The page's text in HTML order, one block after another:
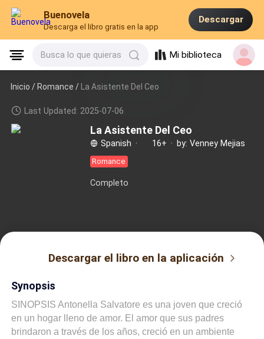
Buenovela
Descarga el libro gratis en la app
Descargar
Busca lo que quieras Mi biblioteca
Inicio /Romance / La Asistente Del Ceo
Last Updated: 2025-07-06
La Asistente Del Ceo
Spanish · 16+ · by: Venney Mejias
Romance
Completo
Descargar el libro en la aplicación
Synopsis
SINOPSIS Antonella Salvatore es una joven que creció
en un hogar lleno de amor. El amor que sus padres
brindaron a través de los años, creció en un ambiente